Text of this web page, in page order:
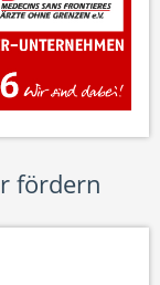
fördern